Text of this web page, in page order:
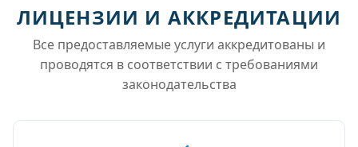
ЛИЦЕНЗИИ И АККРЕДИТАЦИИ
Все предоставляемые услуги аккредитованы и
проводятся в соответствии с требованиями
законодательства